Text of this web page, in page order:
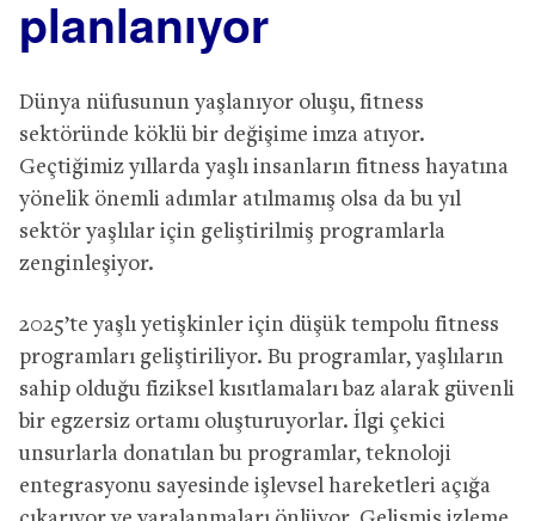
planlanıyor
Dünya nüfusunun yaşlanıyor oluşu, fitness
sektöründe köklü bir değişime imza atıyor.
Geçtiğimiz yıllarda yaşlı insanların fitness hayatına
yönelik önemli adımlar atılmamış olsa da bu yıl
sektör yaşlılar için geliştirilmiş programlarla
zenginleşiyor.
2025’te yaşlı yetişkinler için düşük tempolu fitness
programları geliştiriliyor. Bu programlar, yaşlıların
sahip olduğu fiziksel kısıtlamaları baz alarak güvenli
bir egzersiz ortamı oluşturuyorlar. İlgi çekici
unsurlarla donatılan bu programlar, teknoloji
entegrasyonu sayesinde işlevsel hareketleri açığa